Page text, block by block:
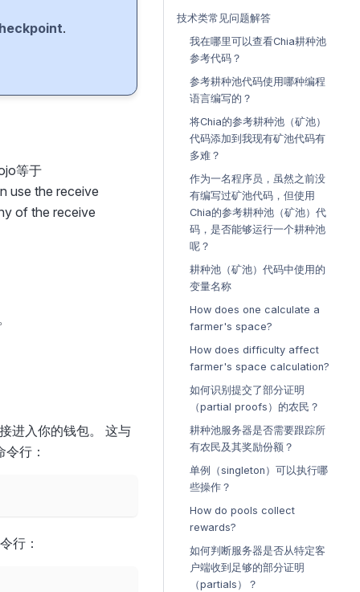
.
等于
use the receive
of the receive
进入你的钱包。 这与
行：
行：
技术类常见问题解答
我在哪里可以查看Chia耕种池
参考代码？
参考耕种池代码使用哪种编程
语言编写的？
将Chia的参考耕种池（矿池）
代码添加到我现有矿池代码有
多难？
作为一名程序员，虽然之前没
有编写过矿池代码，但使用
Chia的参考耕种池（矿池）代
码，是否能够运行一个耕种池
呢？
耕种池（矿池）代码中使用的
变量名称
How does one calculate a
farmer's space?
How does difficulty affect
farmer's space calculation?
如何识别提交了部分证明
（partial proofs）的农民？
耕种池服务器是否需要跟踪所
有农民及其奖励份额？
单例（singleton）可以执行哪
些操作？
How do pools collect
rewards?
如何判断服务器是否从特定客
户端收到足够的部分证明
（partials）？